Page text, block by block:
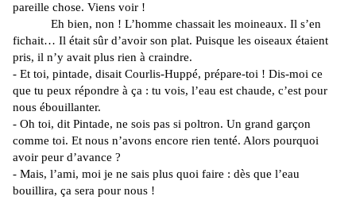
pareille chose. Viens voir !
Eh bien, non ! L’homme chassait les moineaux. Il s’en
fichait… Il était sûr d’avoir son plat. Puisque les oiseaux étaient
pris, il n’y avait plus rien à craindre.
- Et toi, pintade, disait Courlis-Huppé, prépare-toi ! Dis-moi ce
que tu peux répondre à ça : tu vois, l’eau est chaude, c’est pour
nous ébouillanter.
- Oh toi, dit Pintade, ne sois pas si poltron. Un grand garçon
comme toi. Et nous n’avons encore rien tenté. Alors pourquoi
avoir peur d’avance ?
- Mais, l’ami, moi je ne sais plus quoi faire : dès que l’eau
bouillira, ça sera pour nous !